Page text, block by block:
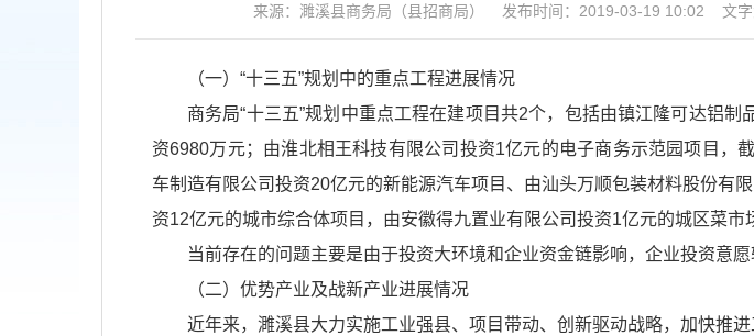
来源：濉溪县商务局（县招商局） 发布时间：2019-03-19 10:02 文
（一）“十三五”规划中的重点工程进展情况
商务局“十三五”规划中重点工程在建项目共2个，包括由镇江隆可达铝
资6980万元；由淮北相王科技有限公司投资1亿元的电子商务示范园项目
车制造有限公司投资20亿元的新能源汽车项目、由汕头万顺包装材料股份有
资12亿元的城市综合体项目，由安徽得九置业有限公司投资1亿元的城区菜市
当前存在的问题主要是由于投资大环境和企业资金链影响，企业投资意愿
（二）优势产业及战新产业进展情况
近年来，濉溪县大力实施工业强县、项目带动、创新驱动战略，加快推